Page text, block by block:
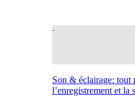
Son & éclairage: tout
l’enregistrement et la